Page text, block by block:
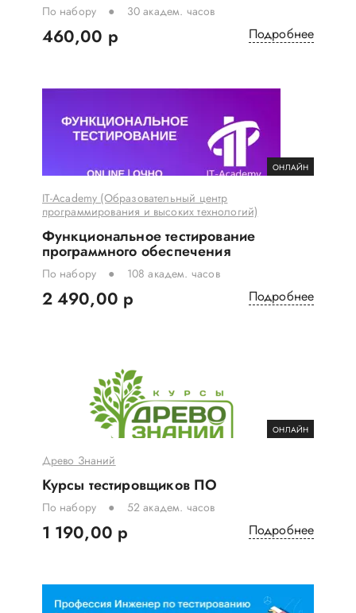
По набору 30 академ. часов
460,00 р Подробнее
ОНЛАЙН
IT-Academy (Образовательный центр
программирования и высоких технологий)
Функциональное тестирование
программного обеспечения
По набору 108 академ. часов
2 490,00 р Подробнее
ОНЛАЙН
Древо Знаний
Курсы тестировщиков ПО
По набору 52 академ. часов
1 190,00 р Подробнее